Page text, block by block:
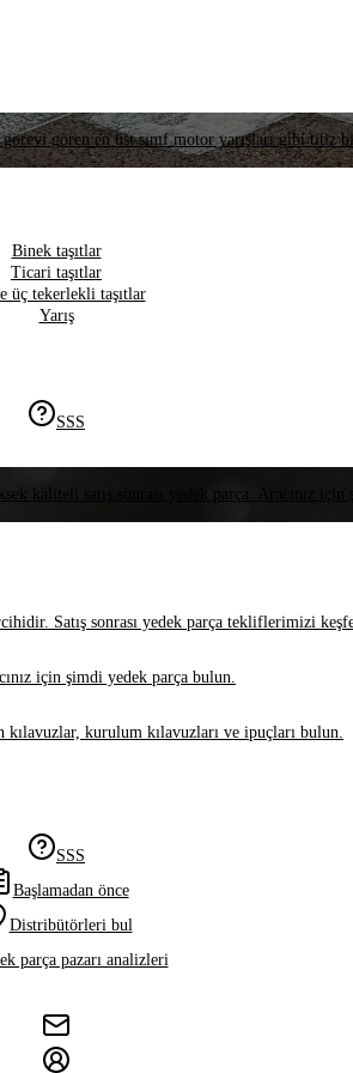
gören en üst sınıf motor yarışları gibi titiz
Binek taşıtlar
Ticari taşıtlar
üç tekerlekli taşıtlar
Yarış
SSS
kaliteli satış sonrası yedek parça. Aracınız
Satış sonrası yedek parça tekliflerimizi
için şimdi yedek parça bulun.
kurulum kılavuzları ve ipuçları bulun.
SSS
Başlamadan önce
Distribütörleri bul
parça pazarı analizleri